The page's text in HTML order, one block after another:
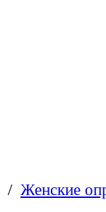
/ Женские